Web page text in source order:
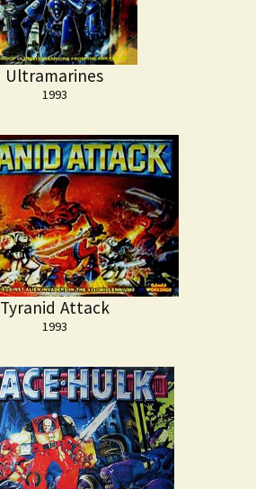
Ultramarines
1993
Tyranid Attack
1993